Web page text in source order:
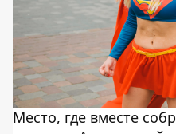
Место, где вместе